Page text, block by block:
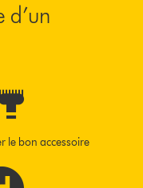
d’un
le bon accessoire